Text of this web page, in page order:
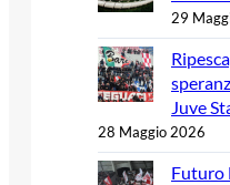
29
Juve
28 Maggio 2026
Futuro